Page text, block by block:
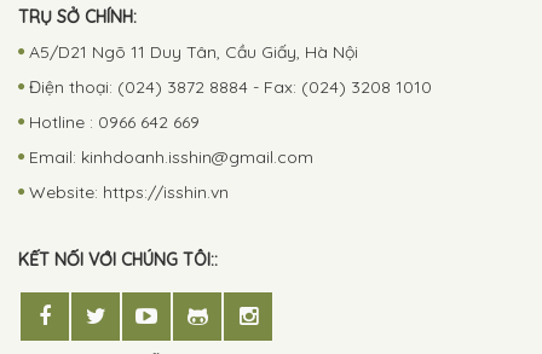
TRỤ SỞ CHÍNH:
A5/D21 Ngõ 11 Duy Tân, Cầu Giấy, Hà Nội
Điện thoại: (024) 3872 8884 - Fax: (024) 3208 1010
Hotline : 0966 642 669
Email: kinhdoanh.isshin@gmail.com
Website: https://isshin.vn
KẾT NỐI VỚI CHÚNG TÔI::